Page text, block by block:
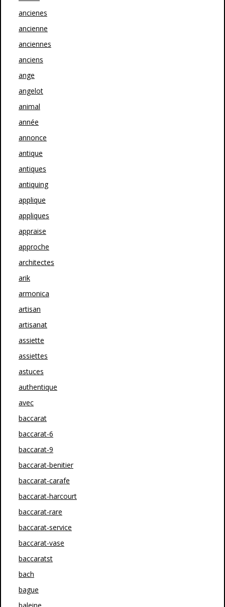
ancienes
ancienne
anciennes
anciens
ange
angelot
animal
année
annonce
antique
antiques
antiquing
applique
appliques
appraise
approche
architectes
arik
armonica
artisan
artisanat
assiette
assiettes
astuces
authentique
avec
baccarat
baccarat-6
baccarat-9
baccarat-benitier
baccarat-carafe
baccarat-harcourt
baccarat-rare
baccarat-service
baccarat-vase
baccaratst
bach
bague